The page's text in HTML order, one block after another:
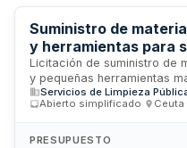
Suministro de
y herramientas para
mantenimiento de
Licitación de suministro de
y pequeñas herramientas
necesarias para los
flota de vehículos,
contrato incluye equipos
Servicios de Limpieza
Abierto simplificado
Ceuta
PRESUPUESTO